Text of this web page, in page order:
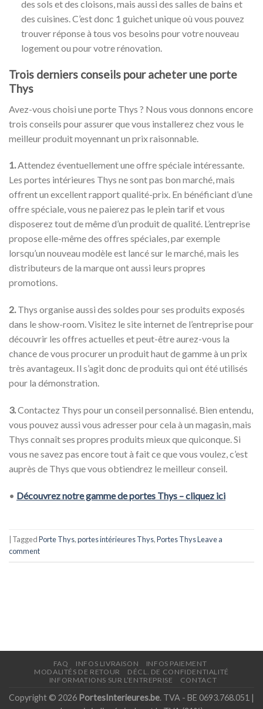
des sols et des cloisons, mais aussi des salles de bains et
des cuisines. C’est donc 1 guichet unique où vous pouvez
trouver réponse à tous vos besoins pour votre nouveau
logement ou pour votre rénovation.
Trois derniers conseils pour acheter une porte
Thys
Avez-vous choisi une porte Thys ? Nous vous donnons encore
trois conseils pour assurer que vous installerez chez vous le
meilleur produit moyennant un prix raisonnable.
1.Attendez éventuellement une offre spéciale intéressante.
Les portes intérieures Thys ne sont pas bon marché, mais
offrent un excellent rapport qualité-prix. En bénéficiant d’une
offre spéciale, vous ne paierez pas le plein tarif et vous
disposerez tout de même d’un produit de qualité. L’entreprise
propose elle-même des offres spéciales, par exemple
lorsqu’un nouveau modèle est lancé sur le marché, mais les
distributeurs de la marque ont aussi leurs propres
promotions.
2.Thys organise aussi des soldes pour ses produits exposés
dans le show-room. Visitez le site internet de l’entreprise pour
découvrir les offres actuelles et peut-être aurez-vous la
chance de vous procurer un produit haut de gamme à un prix
très avantageux. Il s’agit donc de produits qui ont été utilisés
pour la démonstration.
3.Contactez Thys pour un conseil personnalisé. Bien entendu,
vous pouvez aussi vous adresser pour cela à un magasin, mais
Thys connaît ses propres produits mieux que quiconque. Si
vous ne savez pas encore tout à fait ce que vous voulez, c’est
auprès de Thys que vous obtiendrez le meilleur conseil.
• Découvrez notre gamme de portes Thys – cliquez ici
TaggedPorte Thys,portes intérieures Thys,Portes ThysLeave a
comment
FAQ INFOS LIVRAISON
INFOS PAIEMENT
MODALITÉS DE RETOUR
DÉCL. DE CONFIDENTIALITÉ
INFORMATIONS SUR L’ENTREPRISE
CONTACT
Copyright © 2026 PortesInterieures.be. TVA - BE 0693.768.051 |